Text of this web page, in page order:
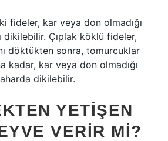
fideler, kar veya don olmadığı
dikilebilir. Çıplak köklü fideler,
döktükten sonra, tomurcuklar
kadar, kar veya don olmadığı
dikilebilir.
YETIŞEN
VERIR MI?